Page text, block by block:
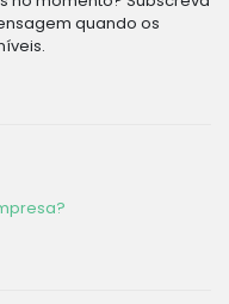
quando os